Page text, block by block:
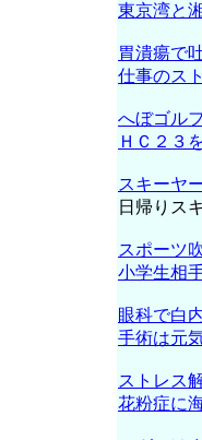
東京湾と
胃潰瘍で
仕事のス
へぼゴルフ
ＨＣ２３
スキーヤ
日帰りス
スポーツ
小学生相
眼科で白
手術は元
ストレス
花粉症に